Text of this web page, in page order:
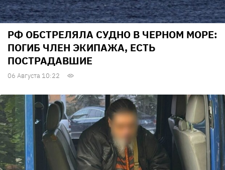
РФ ОБСТРЕЛЯЛА СУДНО В ЧЕРНОМ МОРЕ:
ПОГИБ ЧЛЕН ЭКИПАЖА, ЕСТЬ
ПОСТРАДАВШИЕ
06 Августа 10:22